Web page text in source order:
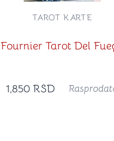
Fournier Tarot Del
TAROT KARTE
1,850 RSD